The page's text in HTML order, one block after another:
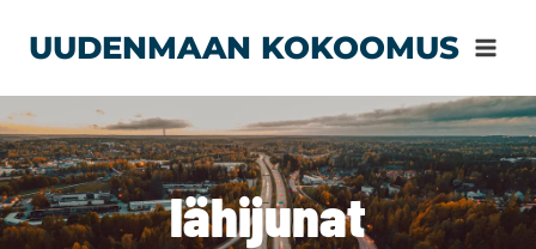
sisältöön
UUDENMAAN KOKOOMUS
lähijunat